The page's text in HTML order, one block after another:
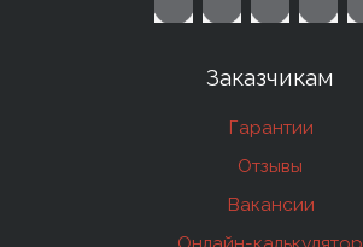
Заказчикам
Гарантии
Отзывы
Вакансии